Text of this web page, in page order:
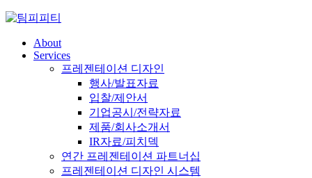
Skip
contentAbout
Services
프레젠테이션 디자인
행사/발표자료
입찰/제안서
기업공시/전략자료
제품/회사소개서
IR자료/피치덱
연간 프레젠테이션 파트너십
프레젠테이션 디자인 시스템